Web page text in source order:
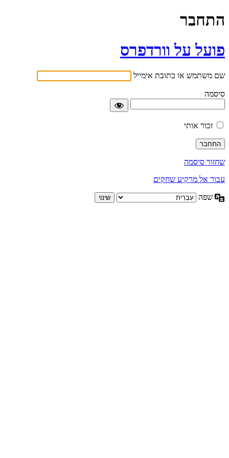
התחבר
פועל על וורדפרס
שם משתמש או כתובת אימייל
סיסמה
זכור אותי
שחזור סיסמה
עבור אל מרקיע שחקים
שפה